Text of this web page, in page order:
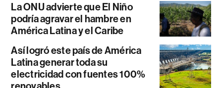
La ONU advierte que El Niño
podría agravar el hambre en
América Latina y el Caribe
Así logró este país de América
Latina generar toda su
electricidad con fuentes 100%